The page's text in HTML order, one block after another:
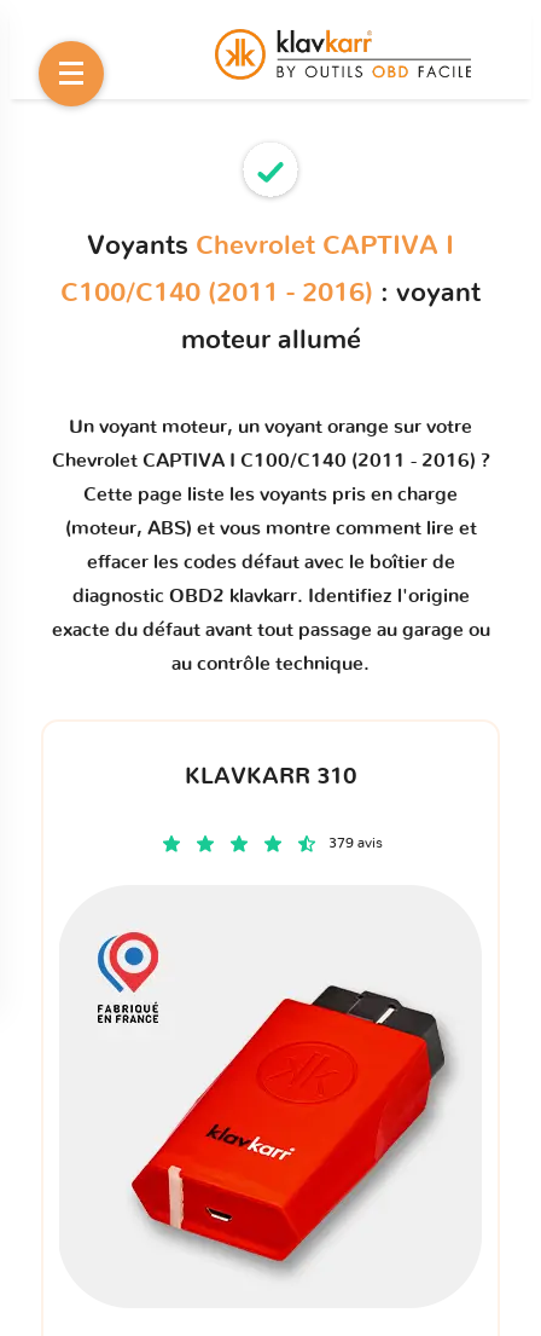
Voyants Chevrolet CAPTIVA I
C100/C140 (2011 - 2016) : voyant
moteur allumé
Un voyant moteur, un voyant orange sur votre
Chevrolet CAPTIVA I C100/C140 (2011 - 2016) ?
Cette page liste les voyants pris en charge
(moteur, ABS) et vous montre comment lire et
effacer les codes défautavec le boîtier de
diagnostic OBD2 klavkarr. Identifiez l'origine
exacte du défaut avant tout passage au garage ou
au contrôle technique.
KLAVKARR 310
379 avis